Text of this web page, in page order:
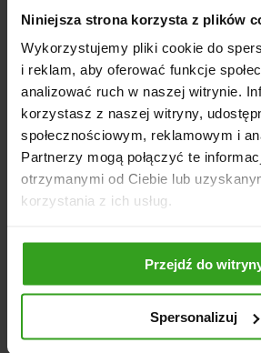
Niniejsza strona korzysta z plików
Wykorzystujemy pliki cookie do
i reklam, aby oferować funkcje
analizować ruch w naszej witrynie.
korzystasz z naszej witryny,
społecznościowym, reklamowym i
Partnerzy mogą połączyć te
otrzymanymi od Ciebie lub
korzystania z ich usług.
Przejdź do
Spersonalizuj
Moje konto
Dostawa
Płatności
Zwroty i reklamacje
Zgłoś reklamację
Kontakt
INFORMACJE
Polityka prywatności
Blog